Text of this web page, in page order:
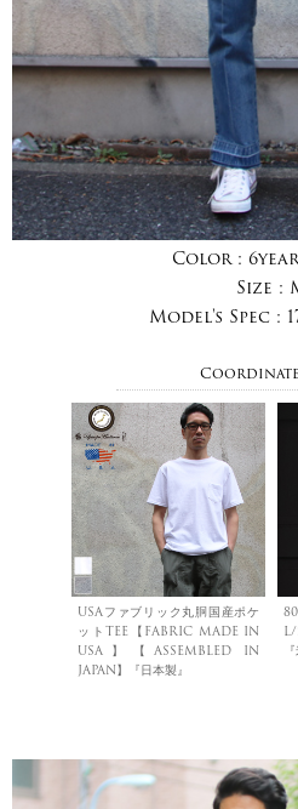
Color :
Size :
Model's Spec :
USAファブリック丸胴国産ポケ
ットTEE【FABRIC MADE IN
USA】【ASSEMBLED IN
JAPAN】『日本製』